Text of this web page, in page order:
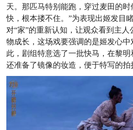
天。那匹马特别能跑，穿过麦田的
快，根本搂不住。”为表现出姬发目
对“家”的重新认知，让观众看到主人
物成长，这场戏要强调的是姬发心
此，剧组特意选了一批快马，在黎明
还准备了镜像的妆造，便于特写的拍